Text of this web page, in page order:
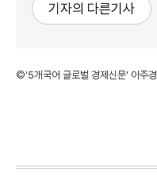
기자의 다른기사
©'5개국어 글로벌 경제신문' 아주경